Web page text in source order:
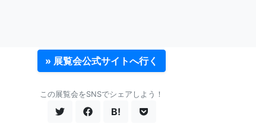
» 展覧会公式サイトへ行く
この展覧会をSNSでシェアしよう！
B!